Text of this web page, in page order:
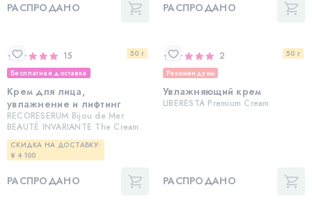
РАСПРОДАНО РАСПРОДАНО
50 г
15
Бесплатная доставка
Крем для лица,
увлажнение и лифтинг
RECORESERUM Bijou de Mer
BEAUTÉ INVARIANTE The Cream
СКИДКА НА ДОСТАВКУ:
¥ 4 100
РАСПРОДАНО
50 г
2
Рекомендуем
Увлажняющий крем
LIBERESTA Premium Cream
РАСПРОДАНО